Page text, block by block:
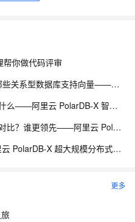
帮你做代码评审
分布式数据库支持向量检索吗？哪些关系型数据库支持向量——阿里云 PolarDB-X 海量分布式承载能力解析
数据库 AI 助手是什么？能帮我做什么——阿里云 PolarDB-X 智能诊断与自治运维能力解析
主流分布式数据库的 AI 能力怎么对比？谁更领先——阿里云 PolarDB-X 分布式 AI 承载能力解析
Agent 应用如何选型数据库？阿里云 PolarDB-X 超大规模分布式数据承载能力解析
更多